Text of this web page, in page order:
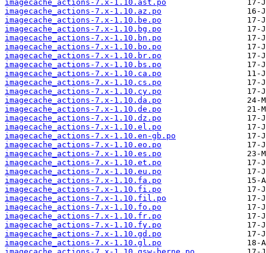
imagecache_actions-7.x-1.10.ast.po
imagecache_actions-7.x-1.10.az.po
imagecache_actions-7.x-1.10.be.po
imagecache_actions-7.x-1.10.bg.po
imagecache_actions-7.x-1.10.bn.po
imagecache_actions-7.x-1.10.bo.po
imagecache_actions-7.x-1.10.br.po
imagecache_actions-7.x-1.10.bs.po
imagecache_actions-7.x-1.10.ca.po
imagecache_actions-7.x-1.10.cs.po
imagecache_actions-7.x-1.10.cy.po
imagecache_actions-7.x-1.10.da.po
imagecache_actions-7.x-1.10.de.po
imagecache_actions-7.x-1.10.dz.po
imagecache_actions-7.x-1.10.el.po
imagecache_actions-7.x-1.10.en-gb.po
imagecache_actions-7.x-1.10.eo.po
imagecache_actions-7.x-1.10.es.po
imagecache_actions-7.x-1.10.et.po
imagecache_actions-7.x-1.10.eu.po
imagecache_actions-7.x-1.10.fa.po
imagecache_actions-7.x-1.10.fi.po
imagecache_actions-7.x-1.10.fil.po
imagecache_actions-7.x-1.10.fo.po
imagecache_actions-7.x-1.10.fr.po
imagecache_actions-7.x-1.10.fy.po
imagecache_actions-7.x-1.10.gd.po
imagecache_actions-7.x-1.10.gl.po